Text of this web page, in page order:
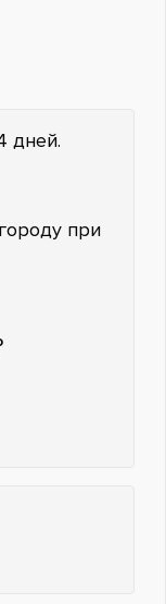
дней.
при